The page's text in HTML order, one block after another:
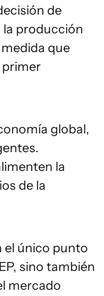
de
producción
que
primer
global,
la
de la
el único punto
sino también
mercado